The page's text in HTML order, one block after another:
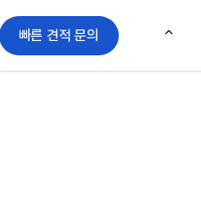
빠른 견적 문의